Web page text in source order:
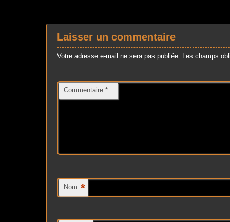
Laisser un commentaire
Votre adresse e-mail ne sera pas publiée. Les champs
Commentaire *
Nom *